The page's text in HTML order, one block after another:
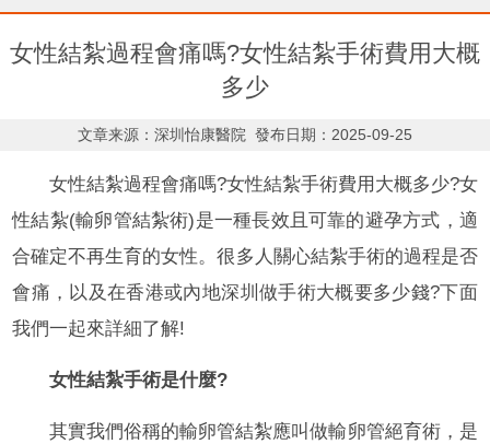
女性結紮過程會痛嗎?女性結紮手術費用大概
多少
文章来源：深圳怡康醫院 發布日期：2025-09-25
女性結紮過程會痛嗎?女性結紮手術費用大概多少?女
性結紮(輸卵管結紮術)是一種長效且可靠的避孕方式，適
合確定不再生育的女性。很多人關心結紮手術的過程是否
會痛，以及在香港或內地深圳做手術大概要多少錢?下面
我們一起來詳細了解!
女性結紮手術是什麼?
其實我們俗稱的輸卵管結紮應叫做輸卵管絕育術，是